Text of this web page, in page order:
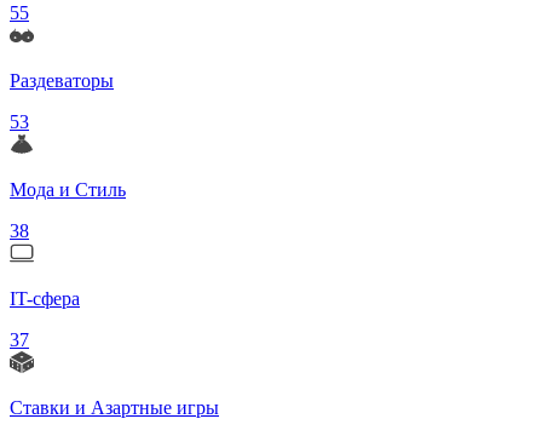
55
Раздеваторы
53
Мода и Стиль
38
IT-сфера
37
Ставки и Азартные игры